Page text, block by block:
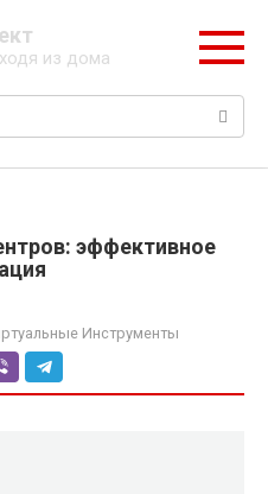
из дома
эффективное
Инструменты